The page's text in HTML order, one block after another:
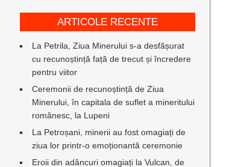
ARTICOLE RECENTE
La Petrila, Ziua Minerului s-a desfășurat
cu recunoștință față de trecut și încredere
pentru viitor
Ceremonii de recunoștință de Ziua
Minerului, în capitala de suflet a mineritului
românesc, la Lupeni
La Petroșani, minerii au fost omagiați de
ziua lor printr-o emoționantă ceremonie
Eroii din adâncuri omagiați la Vulcan, de